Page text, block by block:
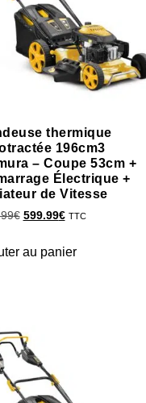
thermique
196cm3
– Coupe 53cm +
Électrique +
de Vitesse
€ 599.99€ TTC
au panier